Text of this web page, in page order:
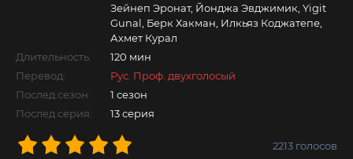
Зейнеп Эронат, Йонджа Эвджимик, Yigit
Gunal, Берк Хакман, Илкьяз Коджатепе,
Ахмет Курал
Длительность:
120 мин
Перевод:
Рус. Проф. двухголосый
Послед.сезон:
1 сезон
Послед.серия:
13 серия
2213 голосов